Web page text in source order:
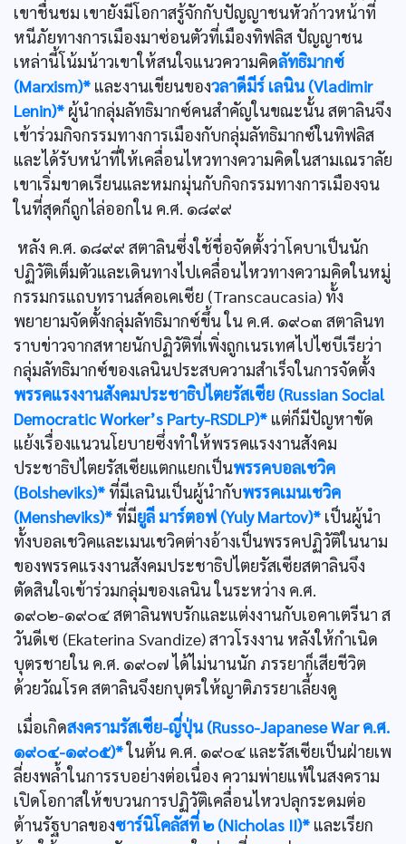
เขาชื่นชม เขายังมีโอกาสรู้จักกับปัญญาชนหัวก้าวหน้าที่
หนีภัยทางการเมืองมาซ่อนตัวที่เมืองทิฟลิส ปัญญาชน
เหล่านี้โน้มน้าวเขาให้สนใจแนวความคิดลัทธิมากซ์
(Marxism)* และงานเขียนของวลาดีมีร์ เลนิน (Vladimir
Lenin)* ผู้นำกลุ่มลัทธิมากซ์คนสำคัญในขณะนั้น สตาลินจึง
เข้าร่วมกิจกรรมทางการเมืองกับกลุ่มลัทธิมากซ์ในทิฟลิส
และได้รับหน้าที่ให้เคลื่อนไหวทางความคิดในสามเณราลัย
เขาเริ่มขาดเรียนและหมกมุ่นกับกิจกรรมทางการเมืองจน
ในที่สุดก็ถูกไล่ออกใน ค.ศ. ๑๘๙๙
หลัง ค.ศ. ๑๘๙๙ สตาลินซึ่งใช้ชื่อจัดตั้งว่าโคบาเป็นนัก
ปฏิวัติเต็มตัวและเดินทางไปเคลื่อนไหวทางความคิดในหมู่
กรรมกรแถบทรานส์คอเคเซีย (Transcaucasia) ทั้ง
พยายามจัดตั้งกลุ่มลัทธิมากซ์ขึ้น ใน ค.ศ. ๑๙๐๓ สตาลินท
ราบข่าวจากสหายนักปฏิวัติที่เพิ่งถูกเนรเทศไปไซบีเรียว่า
กลุ่มลัทธิมากซ์ของเลนินประสบความสำเร็จในการจัดตั้ง
พรรคแรงงานสังคมประชาธิปไตยรัสเซีย (Russian Social
Democratic Worker’s Party-RSDLP)* แต่ก็มีปัญหาขัด
แย้งเรื่องแนวนโยบายซึ่งทำให้พรรคแรงงานสังคม
ประชาธิปไตยรัสเซียแตกแยกเป็นพรรคบอลเชวิค
(Bolsheviks)* ที่มีเลนินเป็นผู้นำกับพรรคเมนเชวิค
(Mensheviks)* ที่มียูลี มาร์ตอฟ (Yuly Martov)* เป็นผู้นำ
ทั้งบอลเชวิคและเมนเชวิคต่างอ้างเป็นพรรคปฏิวัติในนาม
ของพรรคแรงงานสังคมประชาธิปไตยรัสเซียสตาลินจึง
ตัดสินใจเข้าร่วมกลุ่มของเลนิน ในระหว่าง ค.ศ.
๑๙๐๒-๑๙๐๔ สตาลินพบรักและแต่งงานกับเอคาเตรีนา ส
วันดีเซ (Ekaterina Svandize) สาวโรงงาน หลังให้กำเนิด
บุตรชายใน ค.ศ. ๑๙๐๗ ได้ไม่นานนัก ภรรยาก็เสียชีวิต
ด้วยวัณโรค สตาลินจึงยกบุตรให้ญาติภรรยาเลี้ยงดู
เมื่อเกิดสงครามรัสเซีย-ญี่ปุ่น (Russo-Japanese War ค.ศ.
๑๙๐๔-๑๙๐๕)*ในต้น ค.ศ. ๑๙๐๔ และรัสเซียเป็นฝ่ายเพ
ลี่ยงพลํ้าในการรบอย่างต่อเนื่อง ความพ่ายแพ้ในสงคราม
เปิดโอกาสให้ขบวนการปฏิวัติเคลื่อนไหวปลุกระดมต่อ
ต้านรัฐบาลของซาร์นิโคลัสที่ ๒ (Nicholas II)* และเรียก